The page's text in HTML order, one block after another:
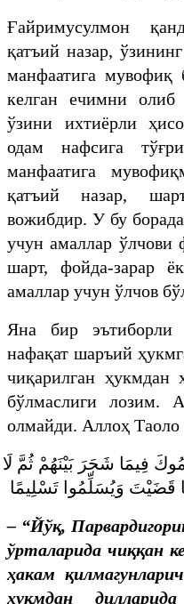
Ғайримусулмон
қатъий назар,
манфаатига мувофиқ
келган ечимни олиб
ўзини ихтиёрли
одам нафсига
манфаатига
қатъий назар,
вожибдир. У бу
учун амаллар ўлчови
шарт, фойда-зарар
амаллар учун ўлчов
Яна бир
нафақат шаръий
чиқарилган ҳукмдан
бўлмаслиги лозим.
олмайди. Аллоҳ Таоло
فِيمَا شَجَرَ بَيْنَهُمْ ثُمَّ لَا
قَضَيْتَ وَيُسَلِّمُوا تَسْلِيمًا
– “Йўқ,
ўрталарида чиққан
ҳакам
ҳукмдан